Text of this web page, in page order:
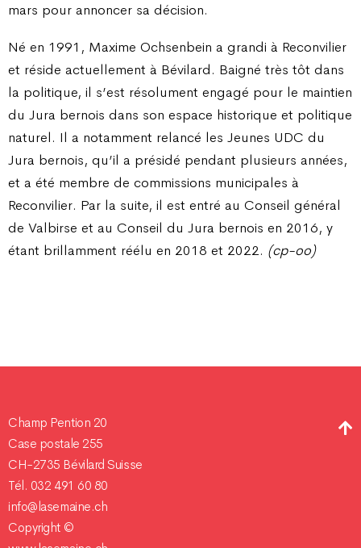
mars pour annoncer sa décision.
Né en 1991, Maxime Ochsenbein a grandi à Reconvilier
et réside actuellement à Bévilard. Baigné très tôt dans
la politique, il s’est résolument engagé pour le maintien
du Jura bernois dans son espace historique et politique
naturel. Il a notamment relancé les Jeunes UDC du
Jura bernois, qu’il a présidé pendant plusieurs années,
et a été membre de commissions municipales à
Reconvilier. Par la suite, il est entré au Conseil général
de Valbirse et au Conseil du Jura bernois en 2016, y
étant brillamment réélu en 2018 et 2022. (cp-oo)
Champ Pention 20
Case postale 255
CH-2735 Bévilard Suisse
Tél. 032 491 60 80
info@lasemaine.ch
Copyright ©